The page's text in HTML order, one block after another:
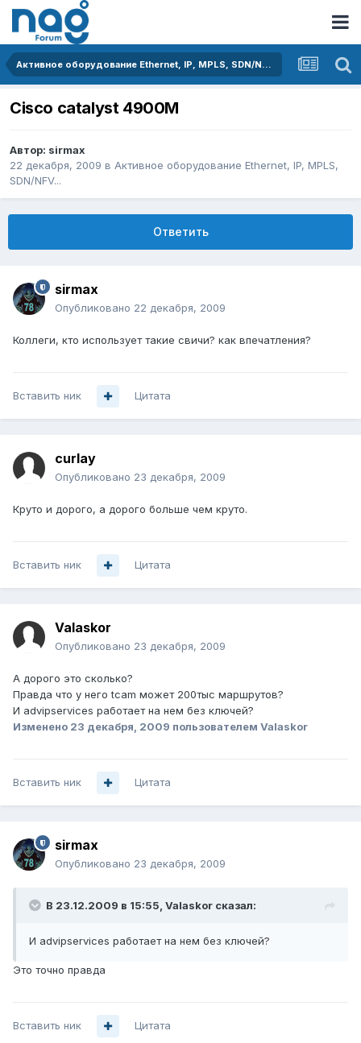
Активное оборудование Ethernet, IP, MPLS, SDN/NFV...
Сisco catalyst 4900М
Автор: sirmax
22 декабря, 2009 в Активное оборудование Ethernet, IP, MPLS,
SDN/NFV...
Ответить
sirmax
Опубликовано 22 декабря, 2009
Коллеги, кто использует такие свичи? как впечатления?
Вставить ник Цитата
curlay
Опубликовано 23 декабря, 2009
Круто и дорого, а дорого больше чем круто.
Вставить ник Цитата
Valaskor
Опубликовано 23 декабря, 2009
А дорого это сколько?
Правда что у него tcam может 200тыс маршрутов?
И advipservices работает на нем без ключей?
Изменено 23 декабря, 2009 пользователем Valaskor
Вставить ник Цитата
sirmax
Опубликовано 23 декабря, 2009
В 23.12.2009 в 15:55, Valaskor сказал:
И advipservices работает на нем без ключей?
Это точно правда
Вставить ник Цитата